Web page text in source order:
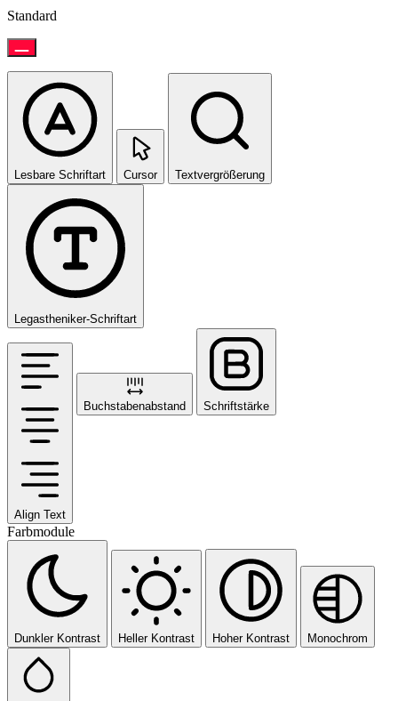
Standard
Lesbare Schriftart Cursor Textvergrößerung
Legastheniker-Schriftart
Align Text
Buchstabenabstand Schriftstärke
Farbmodule
Dunkler Kontrast Heller Kontrast Hoher Kontrast Monochrom